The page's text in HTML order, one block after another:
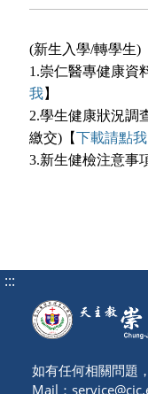
(新生入學/轉學生)
1.崇仁醫專健康資
我】
2.學生健康狀況調
繳交)【下載請點我
3.新生健檢注意事
:::
如有任何相關問題
Mail：